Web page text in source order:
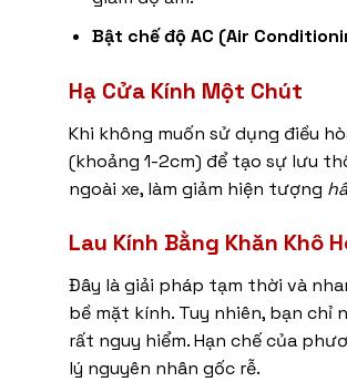
Bật chế độ AC (Air
Hạ Cửa Kính Một Chút
Khi không muốn sử dụng điều
(khoảng 1-2cm) để tạo sự lưu
ngoài xe, làm giảm hiện tượng
Lau Kính Bằng Khăn Khô
Đây là giải pháp tạm thời và
bề mặt kính. Tuy nhiên, bạn chỉ
rất nguy hiểm. Hạn chế của
lý nguyên nhân gốc rễ.